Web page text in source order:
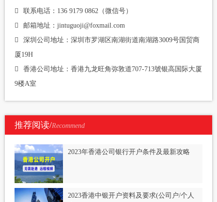
联系电话：136 9179 0862（微信号）
邮箱地址：jintuguoji@foxmail.com
深圳公司地址：深圳市罗湖区南湖街道南湖路3009号国贸商
厦19H
香港公司地址：香港九龙旺角弥敦道707-713號银高国际大厦
9楼A室
推荐阅读/Recommend
2023年香港公司银行开户条件及最新攻略
2023香港中银开户资料及要求(公司户/个人